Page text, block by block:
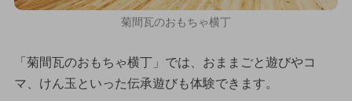
菊間瓦のおもちゃ横丁
「菊間瓦のおもちゃ横丁」では、おままごと遊びやコ
マ、けん玉といった伝承遊びも体験できます。